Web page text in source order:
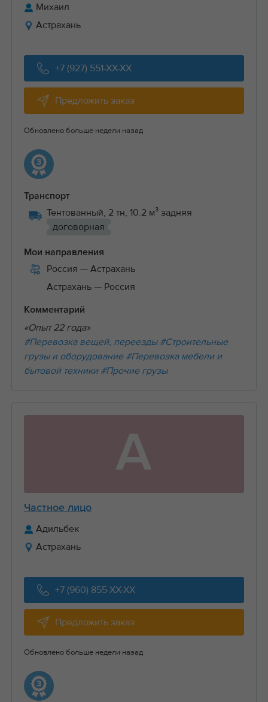
Михаил
Астрахань
+7 (927) 551-XX-XX
Предложить заказ
Обновлено больше недели назад
Транспорт
Тентованный, 2 тн, 10.2 м³ задняя
договорная
Мои направления
Россия — Астрахань
Астрахань — Россия
Комментарий
«Опыт 22 года»
#Перевозка вещей, переезды #Строительные
грузы и оборудование #Перевозка мебели и
бытовой техники #Прочие грузы
А
Частное лицо
Адильбек
Астрахань
+7 (960) 855-XX-XX
Предложить заказ
Обновлено больше недели назад